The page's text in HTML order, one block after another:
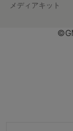
メディアキット